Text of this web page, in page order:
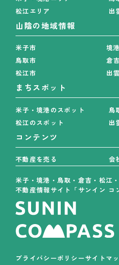
米子・境港・鳥取・倉吉・松江
不動産情報サイト「サンイン コ
プライバシーポリシーサイトマ
松江エリア
出
山陰の地域情報
米子市
境
鳥取市
倉
松江市
出
まちスポット
米子・境港のスポット
鳥
松江のスポット
出
コンテンツ
不動産を売る 会